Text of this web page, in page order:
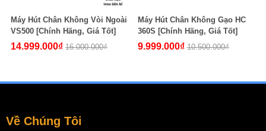
Máy Hút Chân Không Vòi Ngoài
VS500 [Chính Hãng, Giá Tốt]
14.999.000₫ 16.000.000₫
Máy Hút Chân Không Gạo HC
360S [Chính Hãng, Giá Tốt]
9.999.000₫ 10.500.000₫
Về Chúng Tôi